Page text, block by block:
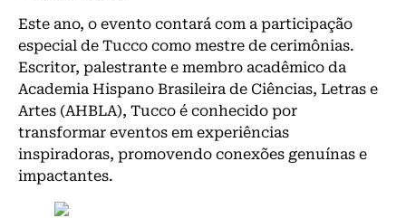
Este ano, o evento contará com a participação
especial de Tucco como mestre de cerimônias.
Escritor, palestrante e membro acadêmico da
Academia Hispano Brasileira de Ciências, Letras e
Artes (AHBLA), Tucco é conhecido por
transformar eventos em experiências
inspiradoras, promovendo conexões genuínas e
impactantes.